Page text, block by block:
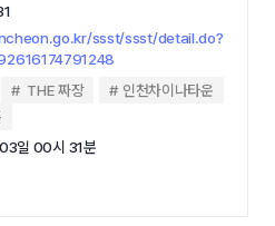
ssst/ssst/detail.do?
THE 짜장
인천차이나타운
일 00시 31분